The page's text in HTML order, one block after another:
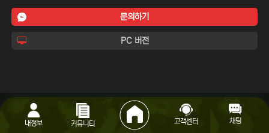
문의하기
PC 버전
내정보 커뮤니티 고객센터 채팅